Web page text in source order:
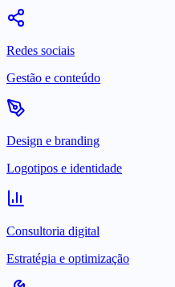
Redes sociais
Gestão e conteúdo
Design e branding
Logotipos e identidade
Consultoria digital
Estratégia e optimização